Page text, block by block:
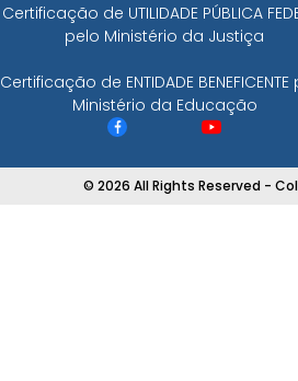
Certificação de UTILIDADE PÚBLICA
pelo Ministério da Justiça
Certificação de ENTIDADE
Ministério da Educação
© 2026 All Rights Reserved -